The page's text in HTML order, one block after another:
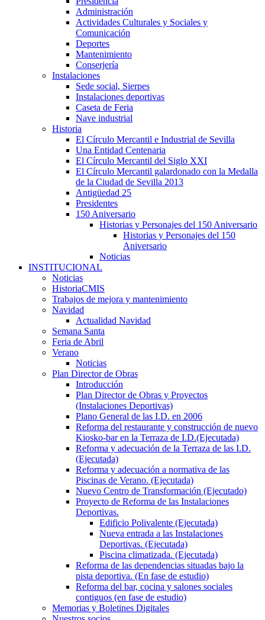
Administración
Actividades Culturales y Sociales y
Comunicación
Deportes
Mantenimiento
Conserjería
Instalaciones
Sede social, Sierpes
Instalaciones deportivas
Caseta de Feria
Nave industrial
Historia
El Círculo Mercantil e Industrial de Sevilla
Una Entidad Centenaria
El Círculo Mercantil del Siglo XXI
El Círculo Mercantil galardonado con la Medalla
de la Ciudad de Sevilla 2013
Antigüedad 25
Presidentes
150 Aniversario
Historias y Personajes del 150 Aniversario
Historias y Personajes del 150
Aniversario
Noticias
INSTITUCIONAL
Noticias
HistoriaCMIS
Trabajos de mejora y mantenimiento
Navidad
Actualidad Navidad
Semana Santa
Feria de Abril
Verano
Noticias
Plan Director de Obras
Introducción
Plan Director de Obras y Proyectos
(Instalaciones Deportivas)
Plano General de las I.D. en 2006
Reforma del restaurante y construcción de nuevo
Kiosko-bar en la Terraza de I.D.(Ejecutada)
Reforma y adecuación de la Terraza de las I.D.
(Ejecutada)
Reforma y adecuación a normativa de las
Piscinas de Verano. (Ejecutada)
Nuevo Centro de Transformación (Ejecutado)
Proyecto de Reforma de las Instalaciones
Deportivas.
Edificio Polivalente (Ejecutada)
Nueva entrada a las Instalaciones
Deportivas. (Ejecutada)
Piscina climatizada. (Ejecutada)
Reforma de las dependencias situadas bajo la
pista deportiva. (En fase de estudio)
Reforma del bar, cocina y salones sociales
contiguos (en fase de estudio)
Memorias y Boletines Digitales